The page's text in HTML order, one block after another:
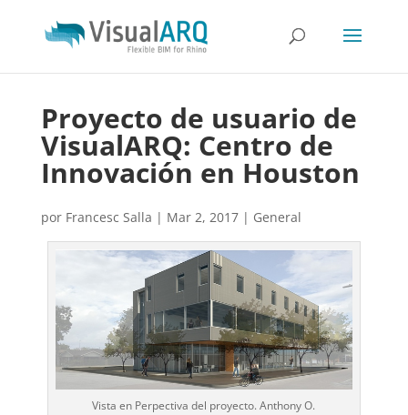
Proyecto de usuario de
VisualARQ: Centro de
Innovación en Houston
por Francesc Salla | Mar 2, 2017| General
Vista en Perpectiva del proyecto. Anthony O.